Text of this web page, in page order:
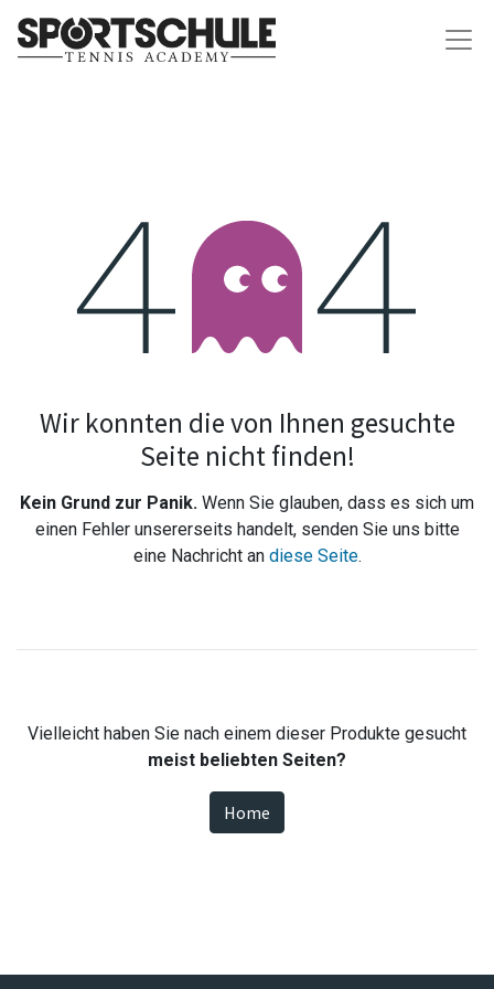
Fehler 404
Wir konnten die von Ihnen gesuchte
Seite nicht finden!
Kein Grund zur Panik. Wenn Sie glauben, dass es sich um
einen Fehler unsererseits handelt, senden Sie uns bitte
eine Nachricht an diese Seite.
Vielleicht haben Sie nach einem dieser Produkte gesucht
meist beliebten Seiten?
Home